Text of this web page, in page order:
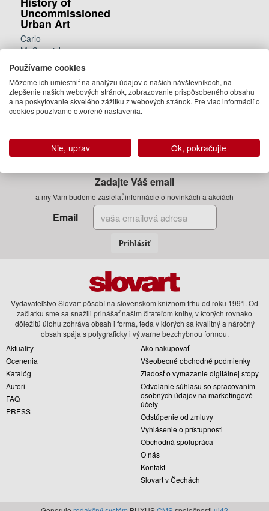
Uncommissioned
Urban Art
Carlo
McCormick,
Marc and Sara
Schiller, Ethel
Seno
24.95 €
Zadajte Váš email
a my Vám budeme zasielať informácie o novinkách a akciách
Email
Prihlásiť
Vydavateľstvo Slovart pôsobí na slovenskom knižnom trhu od roku 1991. Od
začiatku sme sa snažili prinášať našim čitateľom knihy, v ktorých rovnako
dôležitú úlohu zohráva obsah i forma, teda v ktorých sa kvalitný a náročný
obsah spája s polygraficky i výtvarne bezchybnou formou.
Aktuality
Ocenenia
Katalóg
Autori
FAQ
PRESS
Ako nakupovať
Všeobecné obchodné podmienky
Žiadosť o vymazanie digitálnej stopy
Odvolanie súhlasu so spracovaním
osobných údajov na marketingové
účely
Odstúpenie od zmluvy
Vyhlásenie o prístupnosti
Obchodná spolupráca
O nás
Kontakt
Slovart v Čechách
Používame cookies
Môžeme ich umiestniť na analýzu údajov o našich návštevníkoch, na
zlepšenie našich webových stránok, zobrazovanie prispôsobeného obsahu
a na poskytovanie skvelého zážitku z webových stránok. Pre viac informácií o
cookies používame otvorené nastavenia.
Nie, uprav Ok, pokračujte